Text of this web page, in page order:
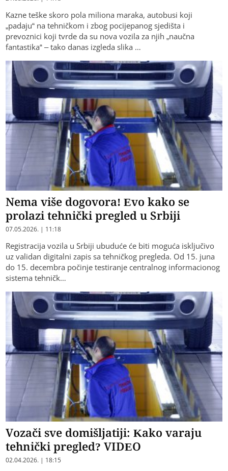
Kazne teške skoro pola miliona maraka, autobusi koji
„padaju“ na tehničkom i zbog pocijepanog sjedišta i
prevoznici koji tvrde da su nova vozila za njih „naučna
fantastika“ – tako danas izgleda slika …
Nema više dogovora! Evo kako se
prolazi tehnički pregled u Srbiji
07.05.2026. | 11:18
Registracija vozila u Srbiji ubuduće će biti moguća isključivo
uz validan digitalni zapis sa tehničkog pregleda. Od 15. juna
do 15. decembra počinje testiranje centralnog informacionog
sistema tehničk…
Vozači sve domišljatiji: Kako varaju
tehnički pregled? VIDEO
02.04.2026. | 18:15